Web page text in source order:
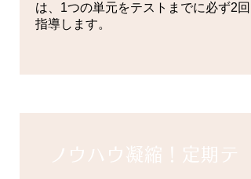
は、1つの単元をテストまでに必ず2回
指導します。
​ノウハウ凝縮！定期テ